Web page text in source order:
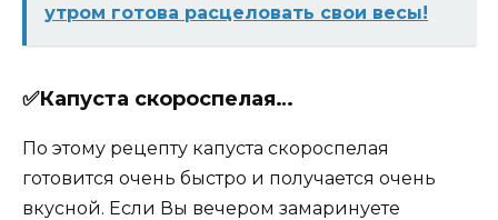
утром готова расцеловать свои весы!
✅Капуста скороспелая…
По этому рецепту капуста скороспелая
готовится очень быстро и получается очень
вкусной. Если Вы вечером замаринуете